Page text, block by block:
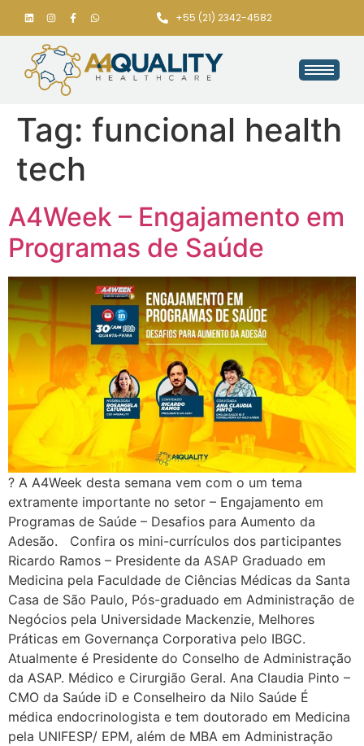
+55 (21) 2342-4582
Tag: funcional health
tech
A4Week – Engajamento em
Programas de Saúde
? A A4Week desta semana vem com o um tema
extramente importante no setor – Engajamento em
Programas de Saúde – Desafios para Aumento da
Adesão. Confira os mini-currículos dos participantes
Ricardo Ramos – Presidente da ASAP Graduado em
Medicina pela Faculdade de Ciências Médicas da Santa
Casa de São Paulo, Pós-graduado em Administração de
Negócios pela Universidade Mackenzie, Melhores
Práticas em Governança Corporativa pelo IBGC.
Atualmente é Presidente do Conselho de Administração
da ASAP. Médico e Cirurgião Geral. Ana Claudia Pinto –
CMO da Saúde iD e Conselheiro da Nilo Saúde É
médica endocrinologista e tem doutorado em Medicina
pela UNIFESP/ EPM, além de MBA em Administração